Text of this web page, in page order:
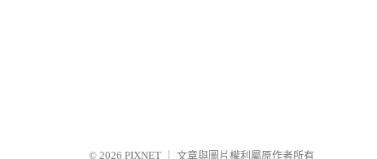
© 2026 PIXNET 文章與圖片權利屬原作者所有